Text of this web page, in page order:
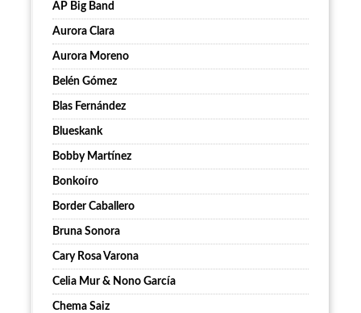
AP Big Band
Aurora Clara
Aurora Moreno
Belén Gómez
Blas Fernández
Blueskank
Bobby Martínez
Bonkoíro
Border Caballero
Bruna Sonora
Cary Rosa Varona
Celia Mur & Nono García
Chema Saiz